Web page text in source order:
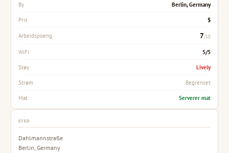
By Berlin, Germany
Pris $
Arbeidspoeng 7/10
WiFi 5/5
Støy Lively
Strøm Begrenset
Mat Serverer mat
STED
Dahlmannstraße
Berlin, Germany